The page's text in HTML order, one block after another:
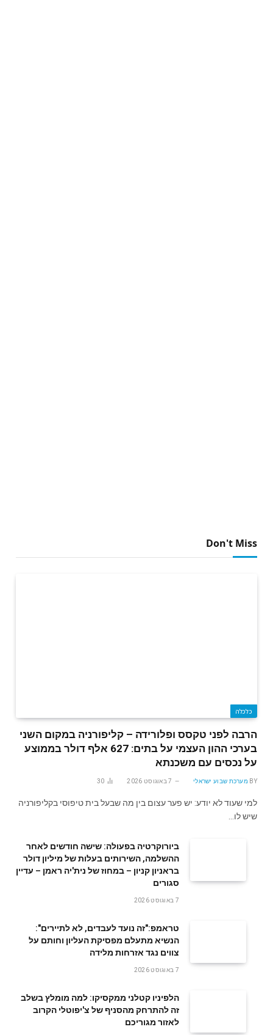
Don't Miss
כלכלה
הרבה לפני טקסס ופלורידה – קליפורניה במקום השני
בערכי ההון העצמי על בתים: 627 אלף דולר בממוצע
על נכסים עם משכנתא
BY מערכת שבוע ישראלי 7 באוגוסט 2026 30
למי שעוד לא יודע: יש פער עצום בין מה שבעל בית טיפוסי בקליפורניה
שיש לו…
ביורוקרטיה בפעולה: שישה חודשים לאחר
ההשלמה, השירותים בעלות של מיליון דולר
בראניון קניון – במחוז של נית'יה ראמן – עדיין
סגורים
7 באוגוסט 2026
טראמפ:"זה נועד לעבדים, לא לתיירים":
הנשיא מתעלם מפסיקת העליון וחותם על
צווים נגד אזרחות מלידה
7 באוגוסט 2026
הלפיניו קטלני ממקסיקו: למה מומלץ בשלב
זה להתרחק מהסניף של צ'יפוטלי הקרוב
לאזור מגוריכם